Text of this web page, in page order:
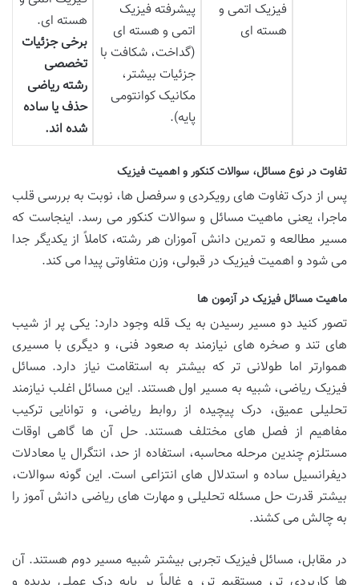
فیزیک اتمی و
هسته ای
پیشرفته فیزیک
اتمی و هسته ای
(گداخت، شکافت با
جزئیات بیشتر،
مکانیک کوانتومی
پایه).
هسته ای.
برخی جزئیات
تخصصی
رشته ریاضی
حذف یا ساده
شده اند.
تفاوت در نوع مسائل، سوالات کنکور و اهمیت فیزیک
پس از درک تفاوت های رویکردی و سرفصل ها، نوبت به بررسی قلب
ماجرا، یعنی ماهیت مسائل و سوالات کنکور می رسد. اینجاست که
مسیر مطالعه و تمرین دانش آموزان هر رشته، کاملاً از یکدیگر جدا
می شود و اهمیت فیزیک در قبولی، وزن متفاوتی پیدا می کند.
ماهیت مسائل فیزیک در آزمون ها
تصور کنید دو مسیر رسیدن به یک قله وجود دارد: یکی پر از شیب
های تند و صخره های نیازمند به صعود فنی، و دیگری با مسیری
هموارتر اما طولانی تر که بیشتر به استقامت نیاز دارد. مسائل
فیزیک ریاضی، شبیه به مسیر اول هستند. این مسائل اغلب نیازمند
تحلیلی عمیق، درک پیچیده از روابط ریاضی، و توانایی ترکیب
مفاهیم از فصل های مختلف هستند. حل آن ها گاهی اوقات
مستلزم چندین مرحله محاسبه، استفاده از حد، انتگرال یا معادلات
دیفرانسیل ساده و استدلال های انتزاعی است. این گونه سوالات،
بیشتر قدرت حل مسئله تحلیلی و مهارت های ریاضی دانش آموز را
به چالش می کشند.
در مقابل، مسائل فیزیک تجربی بیشتر شبیه مسیر دوم هستند. آن